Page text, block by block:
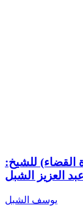
القضاء) للشيخ:
العزيز الشبل
يوسف الشبل